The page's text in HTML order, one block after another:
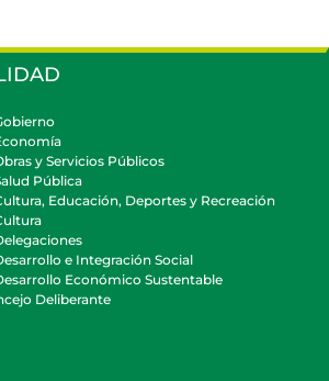
y Servicios Públicos
Pública
Educación, Deportes y Recreación
e Integración Social
Económico Sustentable
Deliberante